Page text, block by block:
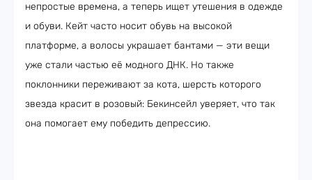
непростые времена, а теперь ищет утешения в одежде
и обуви. Кейт часто носит обувь на высокой
платформе, а волосы украшает бантами — эти вещи
уже стали частью её модного ДНК. Но также
поклонники переживают за кота, шерсть которого
звезда красит в розовый: Бекинсейл уверяет, что так
она помогает ему победить депрессию.